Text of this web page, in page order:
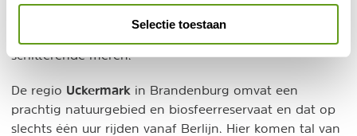
Selectie toestaan
beoefenen; met een motorboot over de rivieren,
schitterende meren.
De regio Uckermark in Brandenburg omvat een
prachtig natuurgebied en biosfeerreservaat en dat op
slechts één uur rijden vanaf Berlijn. Hier komen tal van